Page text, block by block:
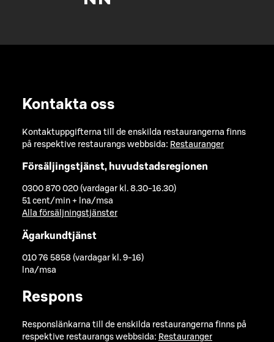
Kontakta oss
Kontaktuppgifterna till de enskilda restaurangerna finns
på respektive restaurangs webbsida: Restauranger
Försäljingstjänst, huvudstadsregionen
0300 870 020 (vardagar kl. 8.30-16.30)
51 cent/min + lna/msa
Alla försäljningstjänster
Ägarkundtjänst
010 76 5858 (vardagar kl. 9-16)
lna/msa
Respons
Responslänkarna till de enskilda restaurangerna finns på
respektive restaurangs webbsida: Restauranger